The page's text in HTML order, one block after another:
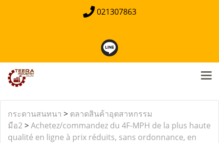
021307863
กระดานสนทนา > ตลาดสินค้าอุตสาหกรรม
มือ2>Achetez/commandez du 4F-MPH de la plus haute
qualité en ligne à prix réduits, sans ordonnance, en